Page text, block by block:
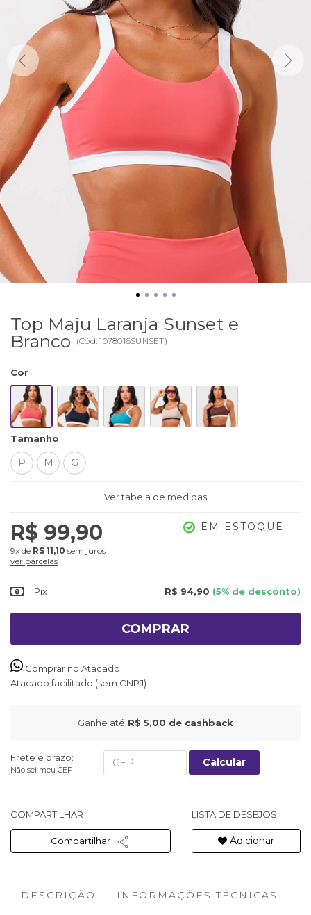
Top Maju Laranja Sunset e
Branco
(Cód.1078016SUNSET)
Cor
Tamanho
P M G
Ver tabela de medidas
R$ 99,90
9x de R$ 11,10 sem juros
ver parcelas
EM ESTOQUE
Pix R$ 94,90 (5% de desconto)
COMPRAR
Comprar no Atacado
Atacado facilitado (sem CNPJ)
Ganhe até R$ 5,00 de cashback
Frete e prazo:
Não sei meu CEP
Calcular
COMPARTILHAR
Compartilhar
LISTA DE DESEJOS
Adicionar
DESCRIÇÃO INFORMAÇÕES TÉCNICAS